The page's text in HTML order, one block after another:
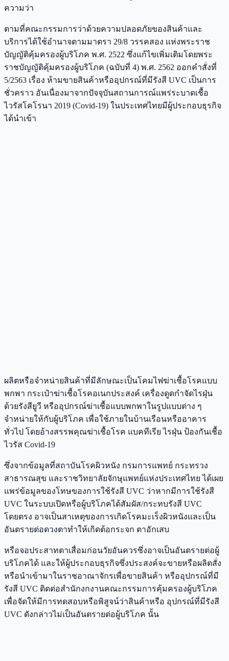
ความว่า
ตามที่คณะกรรมการว่าด้วยความปลอดภัยของสินค้าและ
บริการได้ใช้อำนาจตามมาตรา 29/8 วรรคสอง แห่งพระราช
บัญญัติคุ้มครองผู้บริโภค พ.ศ. 2522 ซึ่งแก้ไขเพิ่มเติมโดยพระ
ราชบัญญัติคุ้มครองผู้บริโภค (ฉบับที่ 4) พ.ศ. 2562 ออกคำสั่งที่
5/2563 เรื่อง ห้ามขายสินค้าหรืออุปกรณ์ที่มีรังสี UVC เป็นการ
ชั่วคราว อันเนื่องมาจากปัจจุบันสถานการณ์แพร่ระบาดเชื้อ
ไวรัสโคโรนา 2019 (Covid-19) ในประเทศไทยมีผู้ประกอบธุรกิจ
ได้นำเข้า
ผลิตหรือจำหน่ายสินค้าที่มีลักษณะเป็นโคมไฟฆ่าเชื้อโรคแบบ
พกพา กระเป๋าฆ่าเชื้อโรคอเนกประสงค์ เครื่องดูดกำจัดไรฝุ่น
ด้วยรังสียูวี หรืออุปกรณ์ฆ่าเชื้อแบบพกพาในรูปแบบต่าง ๆ
จำหน่ายให้กับผู้บริโภค เพื่อใช้ภายในบ้านเรือนหรืออาคาร
ทั่วไป โดยอ้างสรรพคุณฆ่าเชื้อโรค แบคทีเรีย ไรฝุ่น ป้องกันเชื้อ
ไวรัส Covid-19
ซึ่งจากข้อมูลที่สถาบันโรคผิวหนัง กรมการแพทย์ กระทรวง
สาธารณสุข และราชวิทยาลัยจักษุแพทย์แห่งประเทศไทย ได้เผย
แพร่ข้อมูลของโทษของการใช้รังสี UVC ว่าหากมีการใช้รังสี
UVC ในระบบเปิดหรือผู้บริโภคได้สัมผัส/กระทบรังสี UVC
โดยตรง อาจเป็นสาเหตุของการเกิดโรคมะเร็งผิวหนังและเป็น
อันตรายต่อดวงตาทำให้เกิดต้อกระจก ตาอักเสบ
หรือจอประสาทตาเสื่อมก่อนวัยอันควรซึ่งอาจเป็นอันตรายต่อผู้
บริโภคได้ และให้ผู้ประกอบธุรกิจซึ่งประสงค์จะขายหรือผลิตสั่ง
หรือนำเข้ามาในราชอาณาจักรเพื่อขายสินค้า หรืออุปกรณ์ที่มี
รังสี UVC ติดต่อสำนักงกงานคณะกรรมการคุ้มครองผู้บริโภค
เพื่อจัดให้มีการทดสอบหรือพิสูจน์ว่าสินค้าหรือ อุปกรณ์ที่มีรังสี
UVC ดังกล่าวไม่เป็นอันตรายต่อผู้บริโภค นั้น